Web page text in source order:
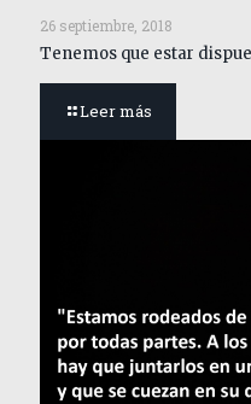
26 septiembre, 2018
Tenemos que estar
Leer más